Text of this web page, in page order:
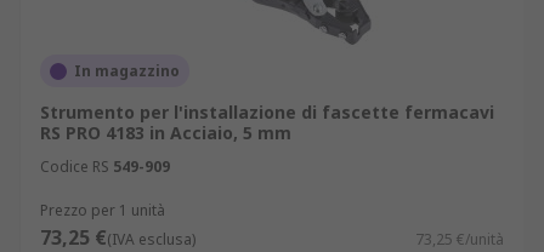
In magazzino
Strumento per l'installazione di fascette fermacavi
RS PRO 4183 in Acciaio, 5 mm
Codice RS 549-909
Prezzo per 1 unità
73,25 €(IVA esclusa) 73,25 €/unità